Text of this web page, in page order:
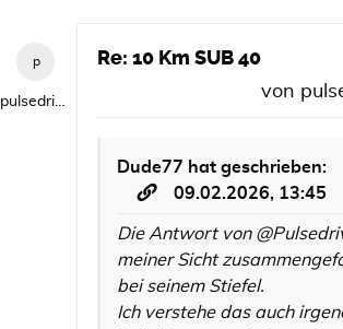
pulsedriver75
Re: 10 Km SUB 40
von
Dude77 hat geschrieben:
09.02.2026, 13:45
Die Antwort von
meiner Sicht
bei seinem Stiefel.
Ich verstehe das auch